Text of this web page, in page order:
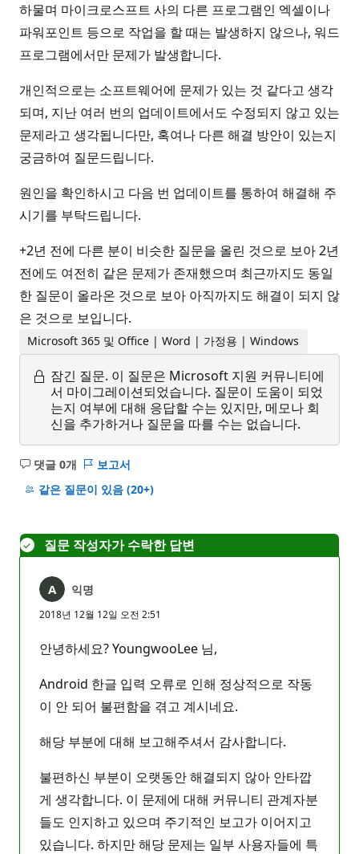
하물며 마이크로스프트 사의 다른 프로그램인 엑셀이나
파워포인트 등으로 작업을 할 때는 발생하지 않으나, 워드
프로그램에서만 문제가 발생합니다.
개인적으로는 소프트웨어에 문제가 있는 것 같다고 생각
되며, 지난 여러 번의 업데이트에서도 수정되지 않고 있는
문제라고 생각됩니다만, 혹여나 다른 해결 방안이 있는지
궁금하여 질문드립니다.
원인을 확인하시고 다음 번 업데이트를 통하여 해결해 주
시기를 부탁드립니다.
+2년 전에 다른 분이 비슷한 질문을 올린 것으로 보아 2년
전에도 여전히 같은 문제가 존재했으며 최근까지도 동일
한 질문이 올라온 것으로 보아 아직까지도 해결이 되지 않
은 것으로 보입니다.
Microsoft 365 및 Office | Word | 가정용 | Windows
잠긴 질문. 이 질문은 Microsoft 지원 커뮤니티에
서 마이그레이션되었습니다. 질문이 도움이 되었
는지 여부에 대해 응답할 수는 있지만, 메모나 회
신을 추가하거나 질문을 따를 수는 없습니다.
댓글 0개
설
명
보고서
같은 질문이 있음 (20+)
질문 작성자가 수락한 답변
익명
2018년 12월 12일 오전 2:51
안녕하세요? YoungwooLee 님,
Android 한글 입력 오류로 인해 정상적으로 작동
이 안 되어 불편함을 겪고 계시네요.
해당 부분에 대해 보고해주셔서 감사합니다.
불편하신 부분이 오랫동안 해결되지 않아 안타깝
게 생각합니다. 이 문제에 대해 커뮤니티 관계자분
들도 인지하고 있으며 주기적인 보고가 이어지고
있습니다. 하지만 해당 문제는 일부 사용자들에 특